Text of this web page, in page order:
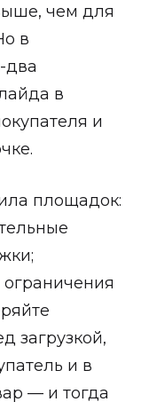
чем для
в
два
в
и
площадок:
загрузкой,
и в
— и тогда